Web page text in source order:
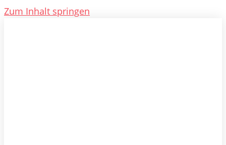
Zum Inhalt springen